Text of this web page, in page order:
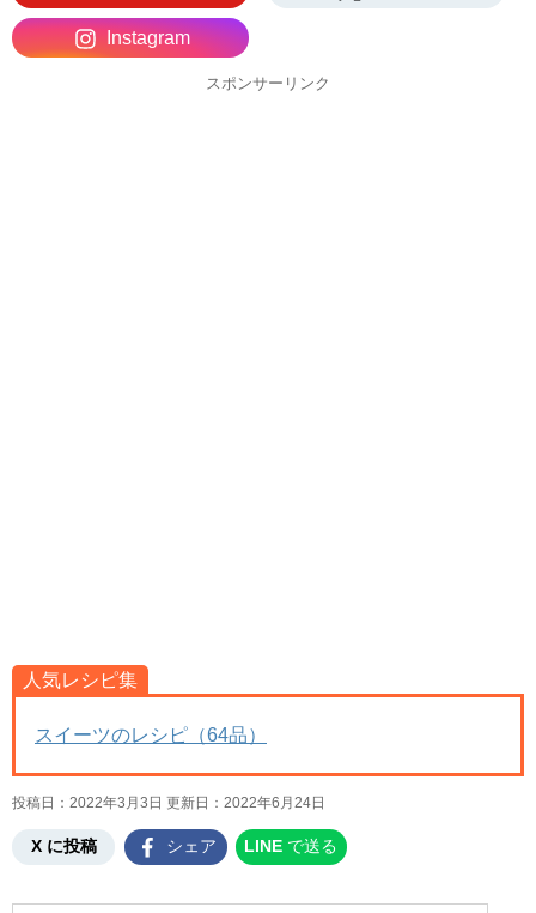
Instagram
スポンサーリンク
人気レシピ集
スイーツのレシピ（64品）
投稿日：2022年3月3日 更新日： 2022年6月24日
X に投稿 シェア LINE で送る